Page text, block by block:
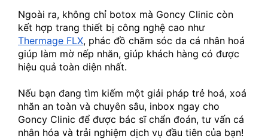
Ngoài ra, không chỉ botox mà Goncy Clinic còn
kết hợp trang thiết bị công nghệ cao như
Thermage FLX, phác đồ chăm sóc da cá nhân hoá
giúp làm mờ nếp nhăn, giúp khách hàng có được
hiệu quả toàn diện nhất.
Nếu bạn đang tìm kiếm một giải pháp trẻ hoá, xoá
nhăn an toàn và chuyên sâu, inbox ngay cho
Goncy Clinic để được bác sĩ chẩn đoán, tư vấn cá
nhân hóa và trải nghiệm dịch vụ đầu tiên của bạn!